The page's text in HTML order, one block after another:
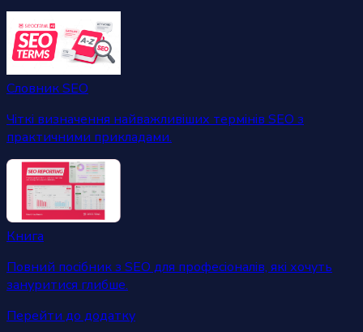
Словник SEO
Чіткі визначення найважливіших термінів SEO з
практичними прикладами.
Книга
Повний посібник з SEO для професіоналів, які хочуть
зануритися глибше.
Перейти до додатку